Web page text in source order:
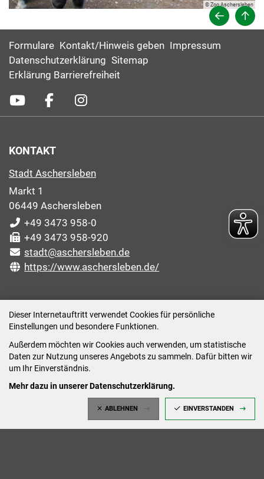
Dieser Internetauftritt verwendet Cookies für persönliche
Einstellungen und besondere Funktionen.
Außerdem möchten wir Cookies auch verwenden, um statistische
Daten zur Nutzung unseres Angebots zu sammeln. Dafür bitten wir
um Ihr Einverständnis.
Mehr dazu in unserer Datenschutzerklärung.
ABLEHNEN EINVERSTANDEN
© Zoo Aschersleben
Formulare Kontakt/Hinweis geben Impressum
Datenschutzerklärung Sitemap
Erklärung Barrierefreiheit
KONTAKT
Stadt Aschersleben
Markt 1
06449 Aschersleben
+49 3473 958-0
+49 3473 958-920
stadt@aschersleben.de
https://www.aschersleben.de/
Montag: 09:00-12:00 /14:00-15:00 Uhr
Dienstag: 09:00-12:00 /14:00-16:00 Uhr
Mittwoch: 09:00 - 12:00 Uhr (nach vorheriger
Donnerstag: 09:00-12:00 /14:00-18:00 Uhr
Freitag: 09:00-12:00 Uhr